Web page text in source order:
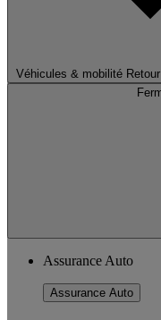
Véhicules & mobilité
Assurance Auto
Assurance Auto